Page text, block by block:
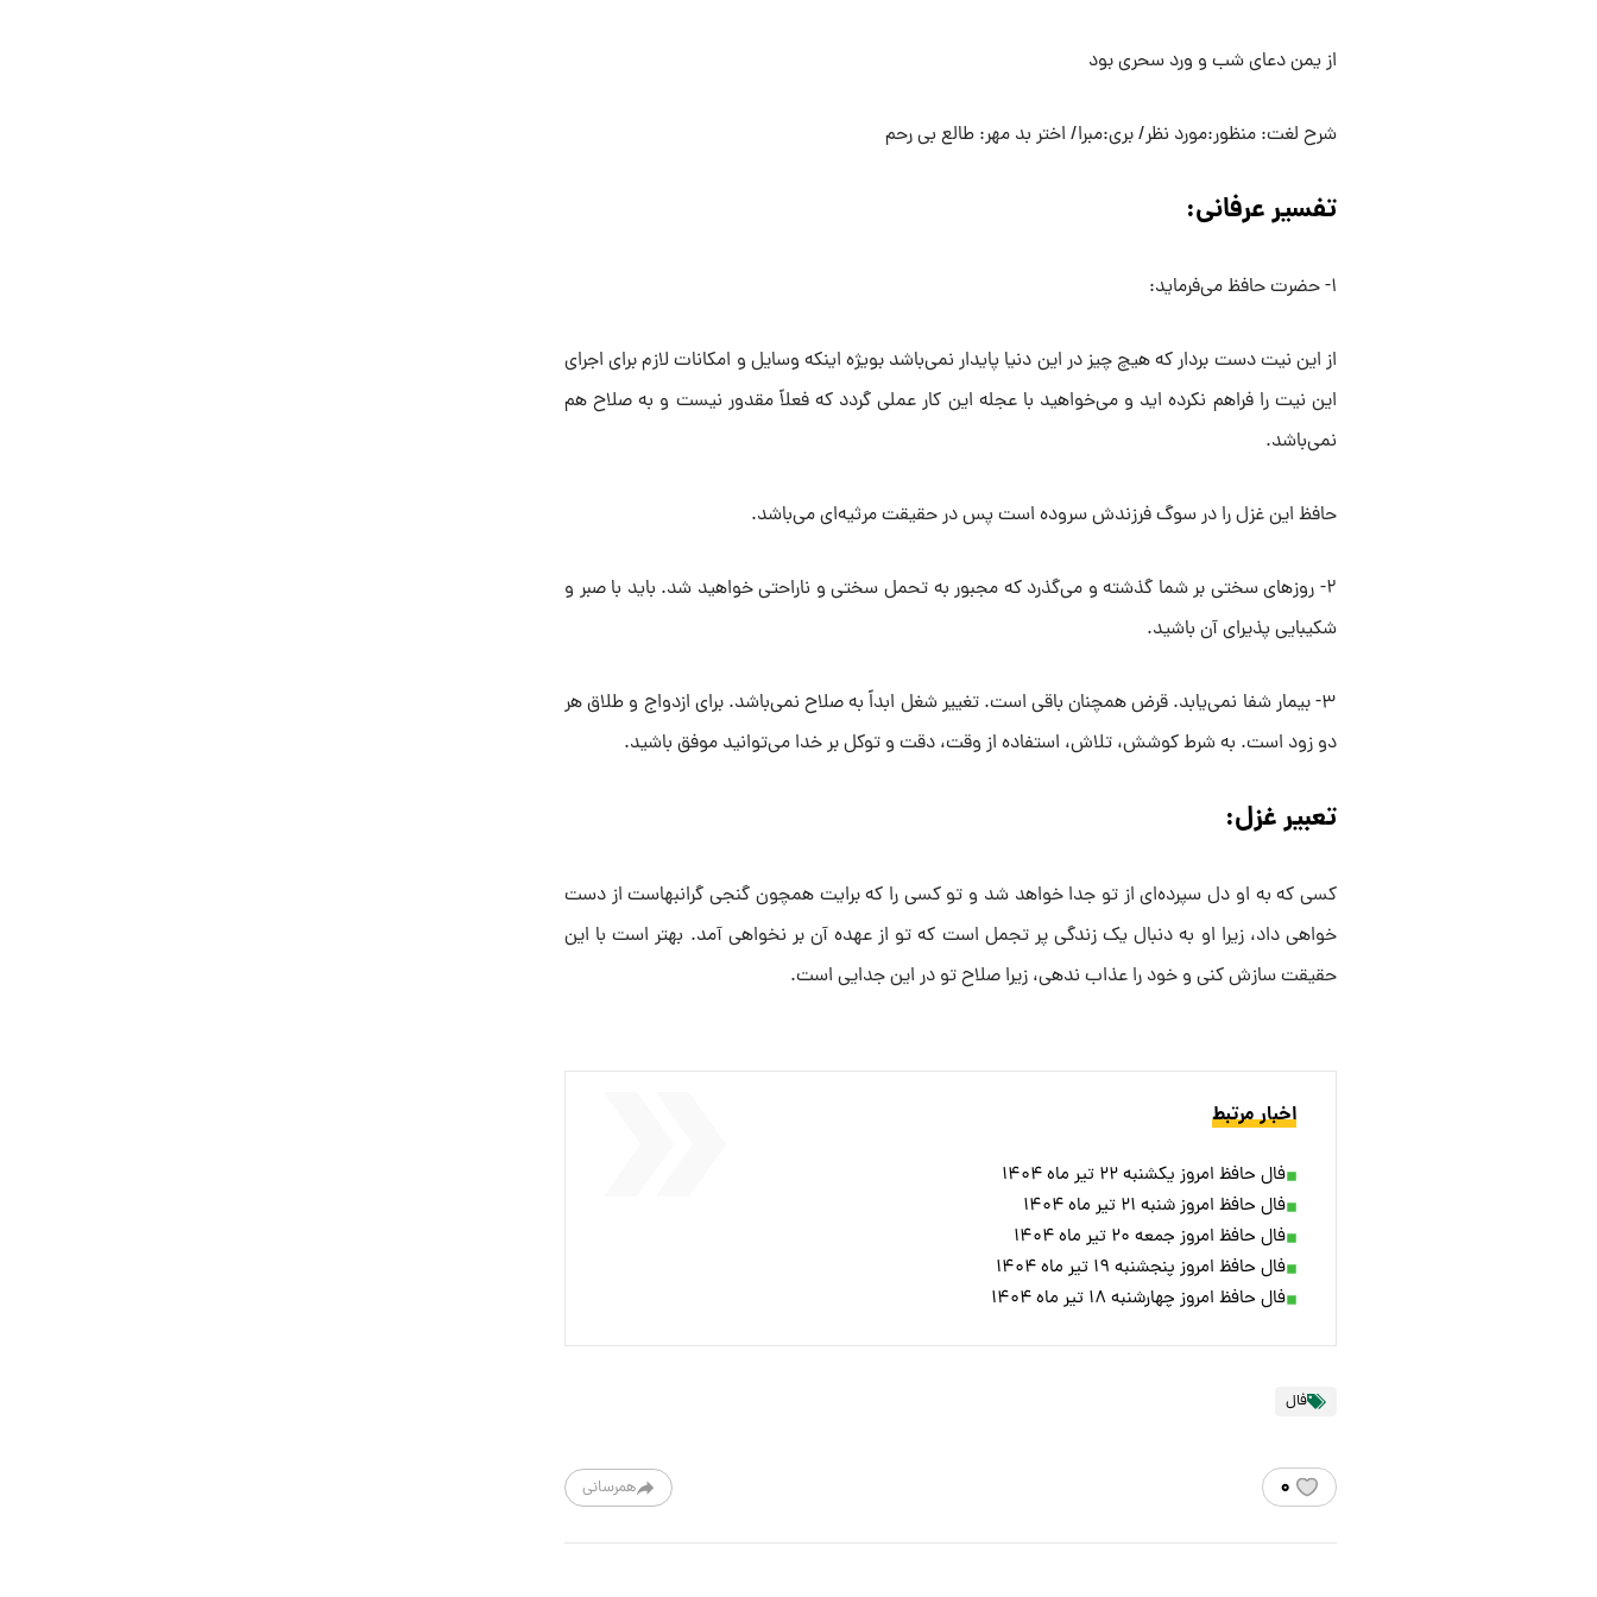
از یمن دعای شب و ورد سحری بود
شرح لغت: منظور:مورد نظر/ بری:مبرا/ اختر بد مهر: طالع بی رحم
تفسیر عرفانی:‌
۱- حضرت حافظ می‌فرماید:
از این نیت دست بردار که هیچ چیز در این دنیا پایدار نمی‌باشد بویژه اینکه وسایل و امکانات لازم برای اجرای
این نیت را فراهم نکرده اید و می‌خواهید با عجله این کار عملی گردد که فعلاً مقدور نیست و به صلاح هم
نمی‌باشد.
حافظ این غزل را در سوگ فرزندش سروده است پس در حقیقت مرثیه‌ای می‌باشد.
۲- روز‌های سختی بر شما گذشته و می‌گذرد که مجبور به تحمل سختی و ناراحتی خواهید شد. باید با صبر و
شکیبایی پذیرای آن باشید.
۳- بیمار شفا نمی‌یابد. قرض همچنان باقی است. تغییر شغل ابداً به صلاح نمی‌باشد. برای ازدواج و طلاق هر
دو زود است. به شرط کوشش، تلاش، استفاده از وقت، دقت و توکل بر خدا می‌توانید موفق باشید.
تعبیر غزل:
کسی که به او دل سپرده‌ای از تو جدا خواهد شد و تو کسی را که برایت همچون گنجی گرانبهاست از دست
خواهی داد، زیرا او به دنبال یک زندگی پر تجمل است که تو از عهده آن بر نخواهی آمد. بهتر است با این
حقیقت سازش کنی و خود را عذاب ندهی، زیرا صلاح تو در این جدایی است.
اخبار مرتبط
فال حافظ امروز یکشنبه ۲۲ تیر ماه ۱۴۰۴
فال حافظ امروز شنبه ۲۱ تیر ماه ۱۴۰۴
فال حافظ امروز جمعه ۲۰ تیر ماه ۱۴۰۴
فال حافظ امروز پنجشنبه ۱۹ تیر ماه ۱۴۰۴
فال حافظ امروز چهارشنبه ۱۸ تیر ماه ۱۴۰۴
فال
همرسانی ۰